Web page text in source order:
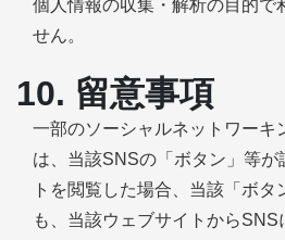
個人情報の収集・解析の目的で
せん。
10. 留意事項
一部のソーシャルネットワーキ
は、当該SNSの「ボタン」等が
トを閲覧した場合、当該「ボタ
も、当該ウェブサイトからSNS